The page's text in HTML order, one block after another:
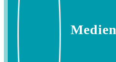
Medien